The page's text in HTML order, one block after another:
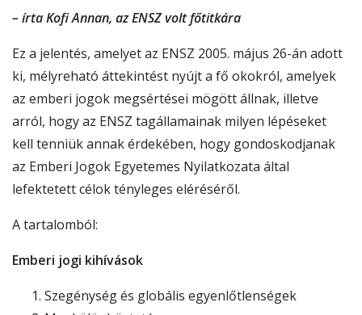
– írta Kofi Annan, az ENSZ volt főtitkára
Ez a jelentés, amelyet az ENSZ 2005. május 26-án adott
ki, mélyreható áttekintést nyújt a fő okokról, amelyek
az emberi jogok megsértései mögött állnak, illetve
arról, hogy az ENSZ tagállamainak milyen lépéseket
kell tenniük annak érdekében, hogy gondoskodjanak
az Emberi Jogok Egyetemes Nyilatkozata által
lefektetett célok tényleges eléréséről.
A tartalomból:
Emberi jogi kihívások
Szegénység és globális egyenlőtlenségek